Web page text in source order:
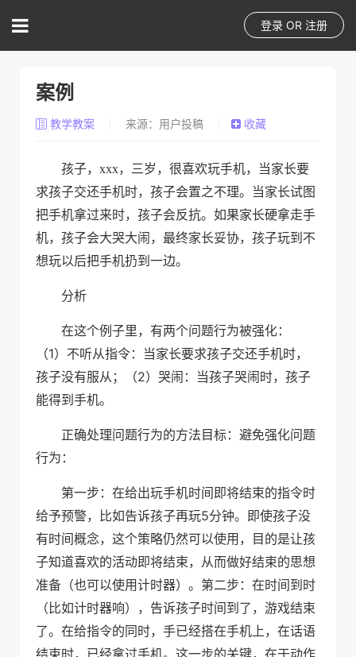
登录 OR 注册
案例
教学教案 来源：用户投稿 收藏
孩子，xxx，三岁，很喜欢玩手机，当家长要
求孩子交还手机时，孩子会置之不理。当家长试图
把手机拿过来时，孩子会反抗。如果家长硬拿走手
机，孩子会大哭大闹，最终家长妥协，孩子玩到不
想玩以后把手机扔到一边。
分析
在这个例子里，有两个问题行为被强化：
（1）不听从指令：当家长要求孩子交还手机时，
孩子没有服从；（2）哭闹：当孩子哭闹时，孩子
能得到手机。
正确处理问题行为的方法目标：避免强化问题
行为：
第一步：在给出玩手机时间即将结束的指令时
给予预警，比如告诉孩子再玩5分钟。即使孩子没
有时间概念，这个策略仍然可以使用，目的是让孩
子知道喜欢的活动即将结束，从而做好结束的思想
准备（也可以使用计时器）。第二步：在时间到时
（比如计时器响），告诉孩子时间到了，游戏结束
了。在给指令的同时，手已经搭在手机上，在话语
结束时，已经拿过手机。这一步的关键，在于动作